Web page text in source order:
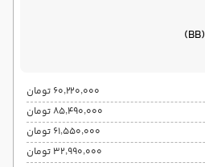
(BB)
۶۰٬۲۲۰٬۰۰۰ تومان
۸۵٬۴۹۰٬۰۰۰ تومان
۶۱٬۵۵۰٬۰۰۰ تومان
۳۲٬۹۹۰٬۰۰۰ تومان